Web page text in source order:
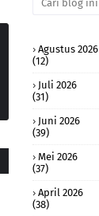
Agustus 2026
(12)
Juli 2026
(31)
Juni 2026
(39)
Mei 2026
(37)
April 2026
(38)